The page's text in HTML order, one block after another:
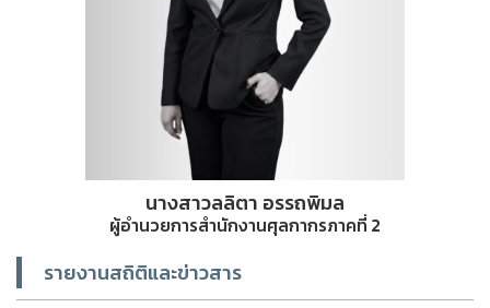
นางสาวลลิตา อรรถพิมล
ผู้อำนวยการสำนักงานศุลกากรภาคที่ 2
รายงานสถิติและข่าวสาร